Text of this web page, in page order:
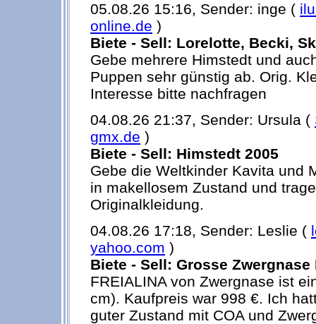
05.08.26 15:16, Sender: inge (
online.de )
Biete - Sell: Lorelotte, Becki,
Gebe mehrere Himstedt und
Puppen sehr günstig ab. Orig.
Interesse bitte nachfragen
04.08.26 21:37, Sender: Ursula (
gmx.de )
Biete - Sell: Himstedt 2005
Gebe die Weltkinder Kavita und
in makellosem Zustand und
Originalkleidung.
04.08.26 17:18, Sender: Leslie (
yahoo.com )
Biete - Sell: Grosse Zwergnase
FREIALINA von Zwergnase ist
cm). Kaufpreis war 998 €. Ich
guter Zustand mit COA und